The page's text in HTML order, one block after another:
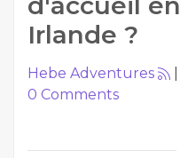
Irlande ?
Hebe Adventures
0 Comments